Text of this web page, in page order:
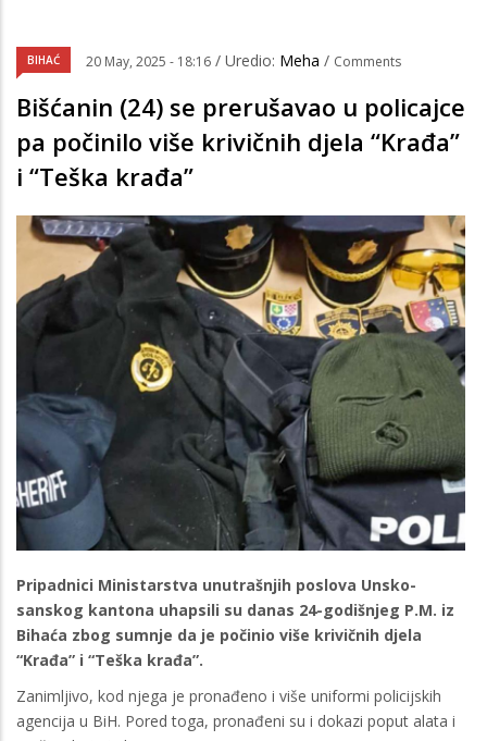
BIHAĆ 20 May, 2025 - 18:16 / Uredio: Meha / Comments
Bišćanin (24) se prerušavao u policajce
pa počinilo više krivičnih djela “Krađa”
i “Teška krađa”
Pripadnici Ministarstva unutrašnjih poslova Unsko-
sanskog kantona uhapsili su danas 24-godišnjeg P.M. iz
Bihaća zbog sumnje da je počinio više krivičnih djela
“Krađa” i “Teška krađa”.
Zanimljivo, kod njega je pronađeno i više uniformi policijskih
agencija u BiH. Pored toga, pronađeni su i dokazi poput alata i